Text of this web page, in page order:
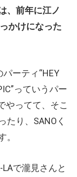
、前年に江ノ
かけになった
ーティ“HEY
っていうパー
やってて、そこ
たり、SANOく
。
LAで瀧見さんと